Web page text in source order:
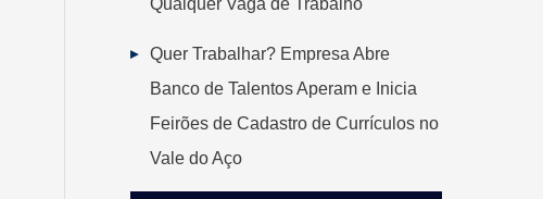
Qualquer Vaga de Trabalho
Quer Trabalhar? Empresa Abre
Banco de Talentos Aperam e Inicia
Feirões de Cadastro de Currículos no
Vale do Aço